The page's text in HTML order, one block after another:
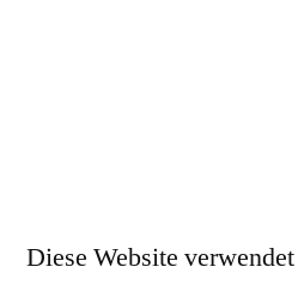
Diese Website